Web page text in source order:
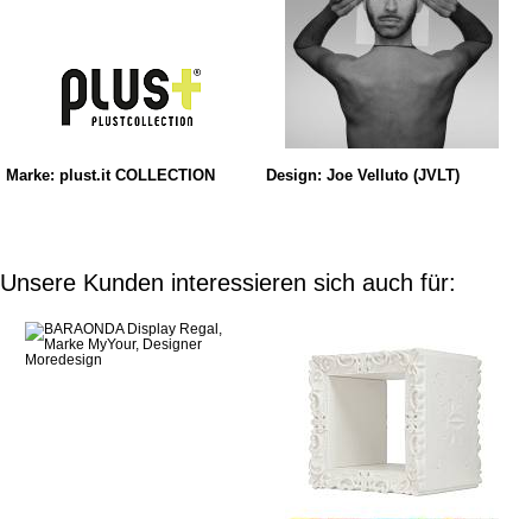
Marke: plust.it COLLECTION Design: Joe Velluto (JVLT)
Unsere Kunden interessieren sich auch für: